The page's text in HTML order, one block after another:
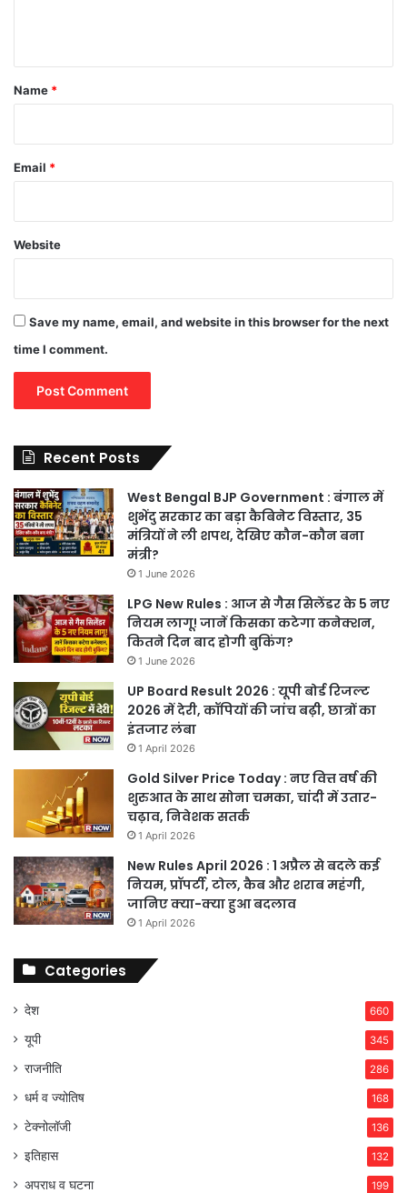
*
Name *
Email *
Website
Save my name, email, and website in this browser for the next
time I comment.
Recent Posts
West Bengal BJP Government : बंगाल में
शुभेंदु सरकार का बड़ा कैबिनेट विस्तार, 35
मंत्रियों ने ली शपथ, देखिए कौन-कौन बना
मंत्री?
1 June 2026
LPG New Rules : आज से गैस सिलेंडर के 5 नए
नियम लागू! जानें किसका कटेगा कनेक्शन,
कितने दिन बाद होगी बुकिंग?
1 June 2026
UP Board Result 2026 : यूपी बोर्ड रिजल्ट
2026 में देरी, कॉपियों की जांच बढ़ी, छात्रों का
इंतजार लंबा
1 April 2026
Gold Silver Price Today : नए वित्त वर्ष की
शुरुआत के साथ सोना चमका, चांदी में उतार-
चढ़ाव, निवेशक सतर्क
1 April 2026
New Rules April 2026 : 1 अप्रैल से बदले कई
नियम, प्रॉपर्टी, टोल, कैब और शराब महंगी,
जानिए क्या-क्या हुआ बदलाव
1 April 2026
Categories
देश 660
यूपी 345
राजनीति 286
धर्म व ज्योतिष 168
टेक्नोलॉजी 136
इतिहास 132
अपराध व घटना 199